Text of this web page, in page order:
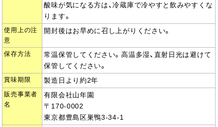
酸味が気になる方は、冷蔵庫で冷やすと飲みやすくな
ります。
使用上の注
意
開封後はお早めに召し上がりください。
保存方法
常温保管してください。高温多湿、直射日光は避けて
保管してください。
賞味期限 製造日より約2年
販売事業者
名
有限会社山年園
〒170-0002
東京都豊島区巣鴨3-34-1